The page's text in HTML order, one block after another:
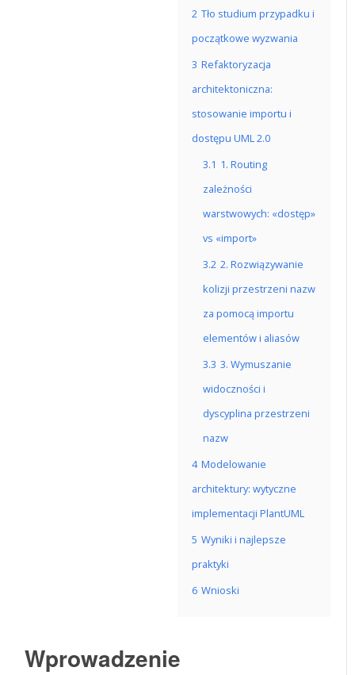
2 Tło studium przypadku i
początkowe wyzwania
3 Refaktoryzacja
architektoniczna:
stosowanie importu i
dostępu UML 2.0
3.1 1. Routing
zależności
warstwowych: «dostęp»
vs «import»
3.2 2. Rozwiązywanie
kolizji przestrzeni nazw
za pomocą importu
elementów i aliasów
3.3 3. Wymuszanie
widoczności i
dyscyplina przestrzeni
nazw
4 Modelowanie
architektury: wytyczne
implementacji PlantUML
5 Wyniki i najlepsze
praktyki
6 Wnioski
Wprowadzenie